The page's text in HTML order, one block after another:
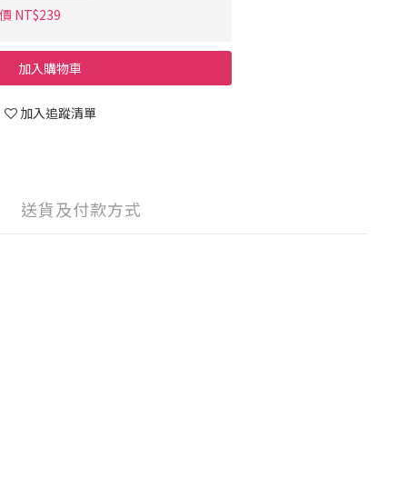
NT$239
加入購物車
加入追蹤清單
送貨及付款方式